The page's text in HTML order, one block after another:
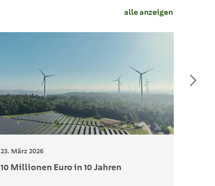
alle anzeigen
23. März 2026
10 Millionen Euro in 10 Jahren